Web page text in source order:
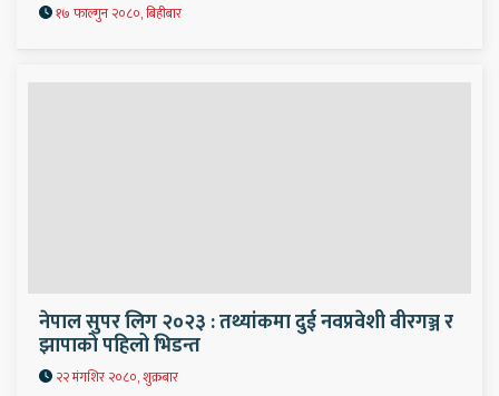
१७ फाल्गुन २०८०, बिहीबार
नेपाल सुपर लिग २०२३ : तथ्यांकमा दुई नवप्रवेशी वीरगञ्ज र
झापाको पहिलो भिडन्त
२२ मंगशिर २०८०, शुक्रबार